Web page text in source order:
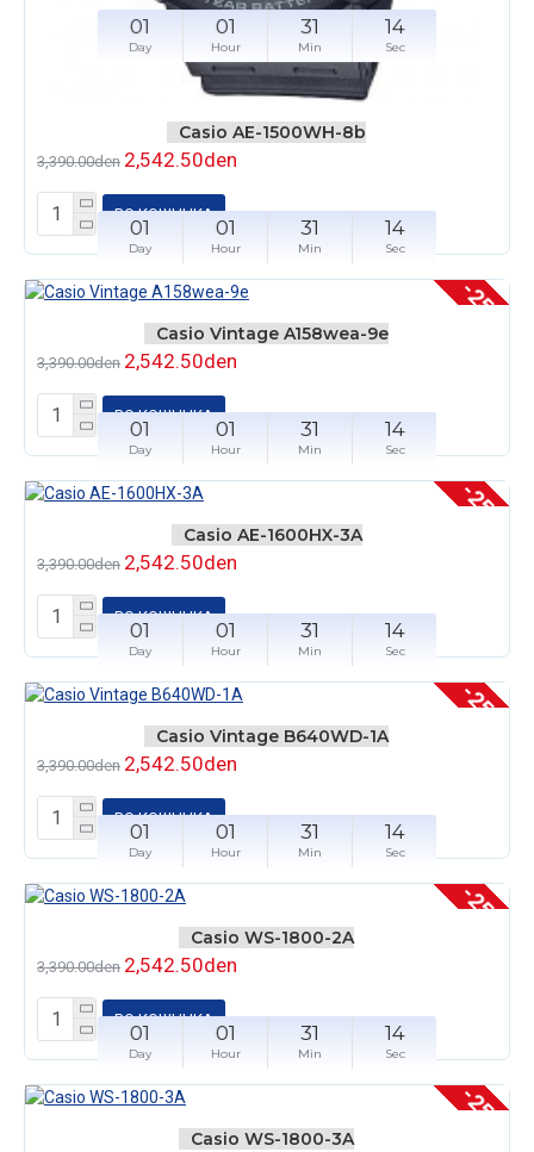
01
Day
01
Hour
31
Min
14
Sec
Casio AE-1500WH-8b
3,390.00den 2,542.50den
ВО КОШНЧКА
-25 %
01
Day
01
Hour
31
Min
14
Sec
Casio Vintage A158wea-9e
3,390.00den 2,542.50den
ВО КОШНЧКА
-25 %
01
Day
01
Hour
31
Min
14
Sec
Casio AE-1600HX-3A
3,390.00den 2,542.50den
ВО КОШНЧКА
-25 %
01
Day
01
Hour
31
Min
14
Sec
Casio Vintage B640WD-1A
3,390.00den 2,542.50den
ВО КОШНЧКА
-25 %
01
Day
01
Hour
31
Min
14
Sec
Casio WS-1800-2A
3,390.00den 2,542.50den
ВО КОШНЧКА
-25 %
01
Day
01
Hour
31
Min
14
Sec
Casio WS-1800-3A